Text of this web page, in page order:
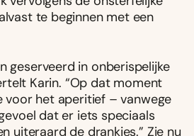
te beginnen met een
geserveerd in onberispelijke
Karin. “Op dat moment
voor het aperitief – vanwege
dat er iets speciaals
uiteraard de drankjes.” Zie nu